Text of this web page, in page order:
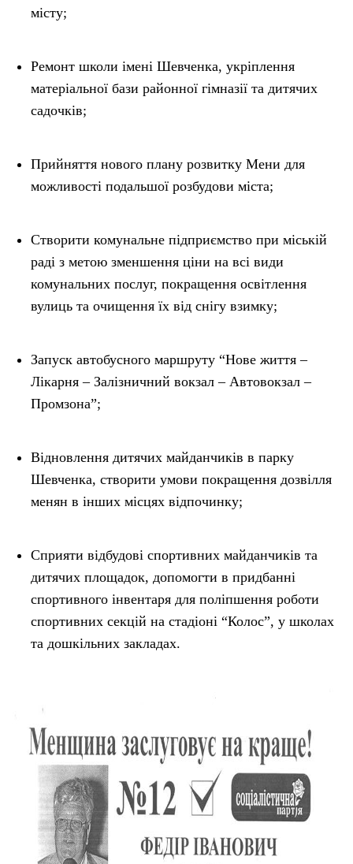
місту;
Ремонт школи імені Шевченка, укріплення
матеріальної бази районної гімназії та дитячих
садочків;
Прийняття нового плану розвитку Мени для
можливості подальшої розбудови міста;
Створити комунальне підприємство при міській
раді з метою зменшення ціни на всі види
комунальних послуг, покращення освітлення
вулиць та очищення їх від снігу взимку;
Запуск автобусного маршруту “Нове життя –
Лікарня – Залізничний вокзал – Автовокзал –
Промзона”;
Відновлення дитячих майданчиків в парку
Шевченка, створити умови покращення дозвілля
менян в інших місцях відпочинку;
Сприяти відбудові спортивних майданчиків та
дитячих площадок, допомогти в придбанні
спортивного інвентаря для поліпшення роботи
спортивних секцій на стадіоні “Колос”, у школах
та дошкільних закладах.